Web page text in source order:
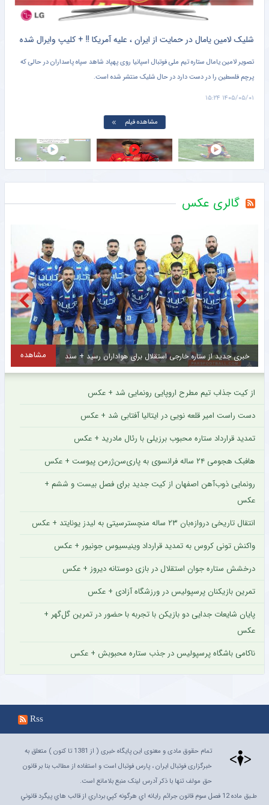
شلیک لامین یامال در حمایت از ایران ، علیه آمریکا !! + کلیپ وایرال شده
تصویر لامین یامال ستاره تیم ملی فوتبال اسپانیا روی پهپاد شاهد سپاه پاسداران در حالی که
پرچم فلسطین را در دست دارد در حال شلیک منتشر شده است.
۱۴۰۵/۰۵/۰۱ ۱۵:۲۴
مشاهده فیلم
گالری عکس
خبری جدید از ستاره خارجی استقلال برای هواداران رسید + سند مشاهده
از کیت جذاب تیم مطرح اروپایی رونمایی شد + عکس
دست راست امیر قلعه نویی در ایتالیا آفتابی شد + عکس
تمدید قرارداد ستاره محبوب برزیلی با رئال مادرید + عکس
هافبک هجومی ۲۴ ساله فرانسوی به پاری‌سن‌ژرمن پیوست + عکس
رونمایی ذوب‌آهن اصفهان از کیت جدید برای فصل بیست و ششم +
عکس
انتقال تاریخی دروازه‌بان ۲۳ ساله منچسترسیتی به لیدز یونایتد + عکس
واکنش تونی کروس به تمدید قرارداد وینیسیوس جونیور + عکس
درخشش ستاره جوان استقلال در بازی دوستانه دیروز + عکس
تمرین بازیکنان پرسپولیس در ورزشگاه آزادی + عکس
پایان شایعات جدایی دو بازیکن با تجربه با حضور در تمرین گل‌گهر +
عکس
ناکامی باشگاه پرسپولیس در جذب ستاره محبوبش + عکس
Rss
تمام حقوق مادی و معنوی این پایگاه خبری ( از 1381 تا کنون ) متعلق به
خبرگزاری فوتبال ایران ، پارس فوتبال است و استفاده از مطالب بنا بر قانون
حق مولف تنها با ذکر آدرس لینک منبع بلامانع است.
طـبق ماده 12 فصل سوم قانون جرائم رايانه اي هرگونه کپي برداري از قالب هاي پيگرد قانوني